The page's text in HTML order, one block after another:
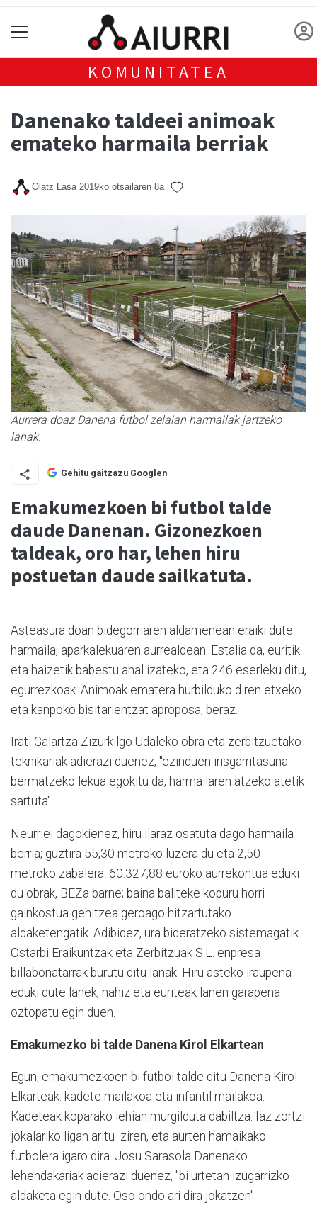
KOMUNITATEA
Danenako taldeei animoak
emateko harmaila berriak
Olatz Lasa 2019ko otsailaren 8a
Aurrera doaz Danena futbol zelaian harmailak jartzeko
lanak.
Gehitu gaitzazu Googlen
Emakumezkoen bi futbol talde
daude Danenan. Gizonezkoen
taldeak, oro har, lehen hiru
postuetan daude sailkatuta.
Asteasura doan bidegorriaren aldamenean eraiki dute
harmaila, aparkalekuaren aurrealdean. Estalia da, euritik
eta haizetik babestu ahal izateko, eta 246 eserleku ditu,
egurrezkoak. Animoak ematera hurbilduko diren etxeko
eta kanpoko bisitarientzat aproposa, beraz.
Irati Galartza Zizurkilgo Udaleko obra eta zerbitzuetako
teknikariak adierazi duenez, "ezinduen irisgarritasuna
bermatzeko lekua egokitu da, harmailaren atzeko atetik
sartuta".
Neurriei dagokienez, hiru ilaraz osatuta dago harmaila
berria; guztira 55,30 metroko luzera du eta 2,50
metroko zabalera. 60.327,88 euroko aurrekontua eduki
du obrak, BEZa barne; baina baliteke kopuru horri
gainkostua gehitzea geroago hitzartutako
aldaketengatik. Adibidez, ura bideratzeko sistemagatik.
Ostarbi Eraikuntzak eta Zerbitzuak S.L. enpresa
billabonatarrak burutu ditu lanak. Hiru asteko iraupena
eduki dute lanek, nahiz eta euriteak lanen garapena
oztopatu egin duen.
Emakumezko bi talde Danena Kirol Elkartean
Egun, emakumezkoen bi futbol talde ditu Danena Kirol
Elkarteak: kadete mailakoa eta infantil mailakoa.
Kadeteak koparako lehian murgilduta dabiltza. Iaz zortzi
jokalariko ligan aritu ziren, eta aurten hamaikako
futbolera igaro dira. Josu Sarasola Danenako
lehendakariak adierazi duenez, "bi urtetan izugarrizko
aldaketa egin dute. Oso ondo ari dira jokatzen".